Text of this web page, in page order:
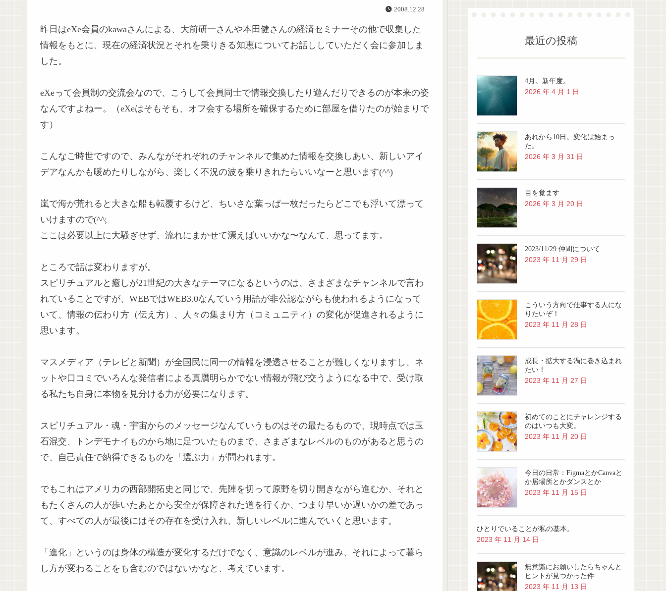
2008.12.28
昨日はeXe会員のkawaさんによる、大前研一さんや本田健さんの経済セミナーその他で収集した
情報をもとに、現在の経済状況とそれを乗りきる知恵についてお話ししていただく会に参加しま
した。
eXeって会員制の交流会なので、こうして会員同士で情報交換したり遊んだりできるのが本来の姿
なんですよねー。（eXeはそもそも、オフ会する場所を確保するために部屋を借りたのが始まりで
す）
こんなご時世ですので、みんながそれぞれのチャンネルで集めた情報を交換しあい、新しいアイ
デアなんかも暖めたりしながら、楽しく不況の波を乗りきれたらいいなーと思います(^^)
嵐で海が荒れると大きな船も転覆するけど、ちいさな葉っぱ一枚だったらどこでも浮いて漂って
いけますので(^^;
ここは必要以上に大騒ぎせず、流れにまかせて漂えばいいかな〜なんて、思ってます。
ところで話は変わりますが。
スピリチュアルと癒しが21世紀の大きなテーマになるというのは、さまざまなチャンネルで言わ
れていることですが、WEBではWEB3.0なんていう用語が非公認ながらも使われるようになって
いて、情報の伝わり方（伝え方）、人々の集まり方（コミュニティ）の変化が促進されるように
思います。
マスメディア（テレビと新聞）が全国民に同一の情報を浸透させることが難しくなりますし、ネ
ットや口コミでいろんな発信者による真贋明らかでない情報が飛び交うようになる中で、受け取
る私たち自身に本物を見分ける力が必要になります。
スピリチュアル・魂・宇宙からのメッセージなんていうものはその最たるもので、現時点では玉
石混交、トンデモナイものから地に足ついたものまで、さまざまなレベルのものがあると思うの
で、自己責任で納得できるものを「選ぶ力」が問われます。
でもこれはアメリカの西部開拓史と同じで、先陣を切って原野を切り開きながら進むか、それと
もたくさんの人が歩いたあとから安全が保障された道を行くか、つまり早いか遅いかの差であっ
て、すべての人が最後にはその存在を受け入れ、新しいレベルに進んでいくと思います。
「進化」というのは身体の構造が変化するだけでなく、意識のレベルが進み、それによって暮ら
し方が変わることをも含むのではないかなと、考えています。
最近の投稿
4月。新年度。
2026 年 4 月 1 日
あれから10日。変化は始まっ
た。
2026 年 3 月 31 日
目を覚ます
2026 年 3 月 20 日
2023/11/29 仲間について
2023 年 11 月 29 日
こういう方向で仕事する人にな
りたいぞ！
2023 年 11 月 28 日
成長・拡大する渦に巻き込まれ
たい！
2023 年 11 月 27 日
初めてのことにチャレンジする
のはいつも大変。
2023 年 11 月 20 日
今日の日常：FigmaとかCanvaと
か居場所とかダンスとか
2023 年 11 月 15 日
ひとりでいることが私の基本。
2023 年 11 月 14 日
無意識にお願いしたらちゃんと
ヒントが見つかった件
2023 年 11 月 13 日